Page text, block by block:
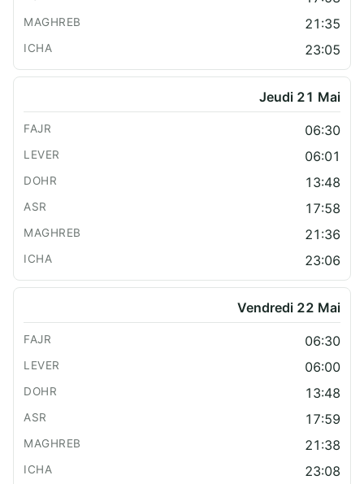
21:35
23:05
Jeudi 21 Mai
06:30
06:01
13:48
17:58
21:36
23:06
Vendredi 22 Mai
06:30
06:00
13:48
17:59
21:38
23:08